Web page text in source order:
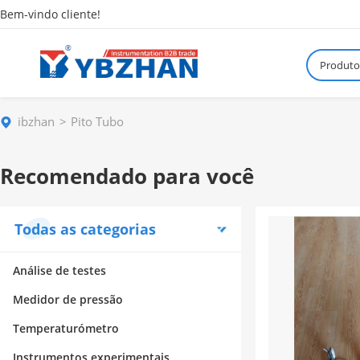
Bem-vindo cliente!
ibzhan Pito Tubo
Recomendado para você
Todas as categorias
Análise de testes
Medidor de pressão
Temperaturómetro